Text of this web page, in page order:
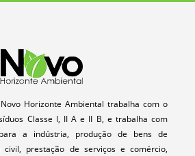
DOCUMENTOS
Horizonte Ambiental trabalha com o
Classe I, II A e II B, e trabalha com
a indústria, produção de bens de
civil, prestação de serviços e comércio,